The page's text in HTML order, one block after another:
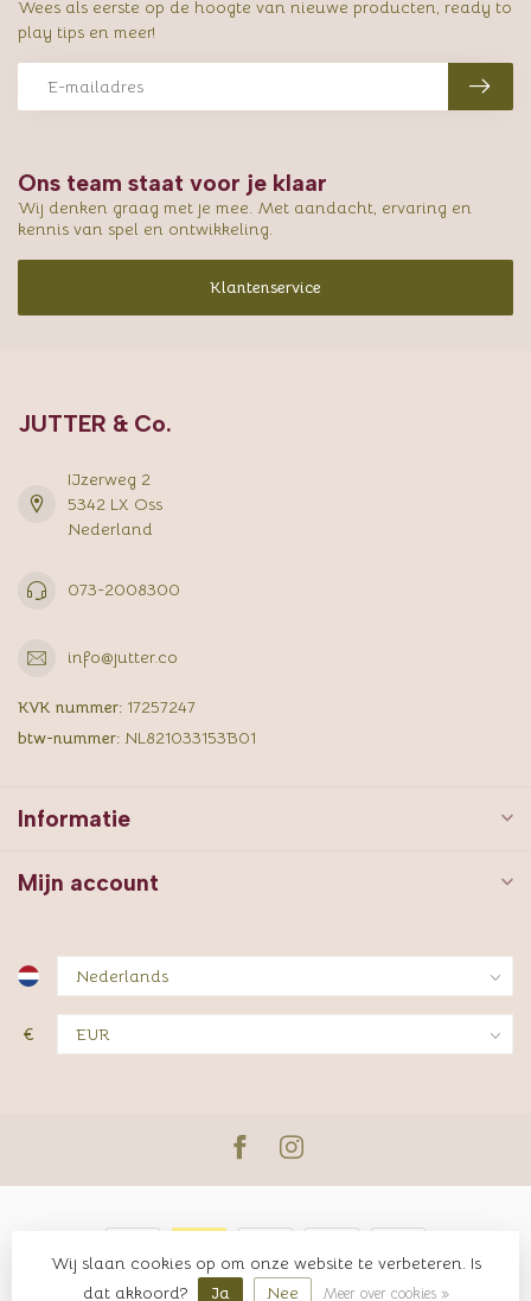
Ons team staat voor je klaar
Wij denken graag met je mee. Met aandacht, ervaring en
kennis van spel en ontwikkeling.
Klantenservice
Wees als eerste op de hoogte van nieuwe producten, ready to
play tips en meer!
JUTTER & Co.
IJzerweg 2
5342 LX Oss
Nederland
073-2008300
info@jutter.co
KVK nummer: 17257247
btw-nummer: NL821033153B01
Informatie
Mijn account
€
© Copyright 2026 JUTTER & Co.
Wij slaan cookies op om onze website te verbeteren. Is
dat akkoord?
Ja Nee Meer over cookies »